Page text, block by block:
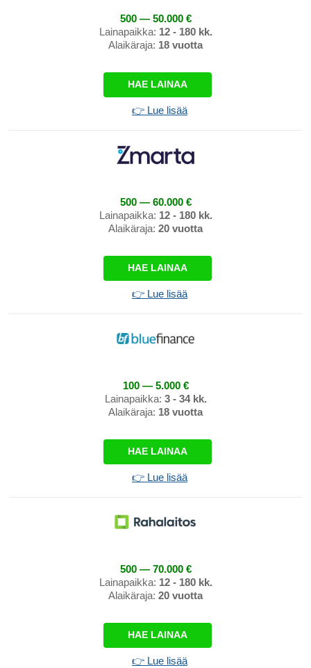
500 — 50.000 €
Lainapaikka: 12 - 180 kk.
Alaikäraja: 18 vuotta
HAE LAINAA
👉 Lue lisää
500 — 60.000 €
Lainapaikka: 12 - 180 kk.
Alaikäraja: 20 vuotta
HAE LAINAA
👉 Lue lisää
100 — 5.000 €
Lainapaikka: 3 - 34 kk.
Alaikäraja: 18 vuotta
HAE LAINAA
👉 Lue lisää
500 — 70.000 €
Lainapaikka: 12 - 180 kk.
Alaikäraja: 20 vuotta
HAE LAINAA
👉 Lue lisää